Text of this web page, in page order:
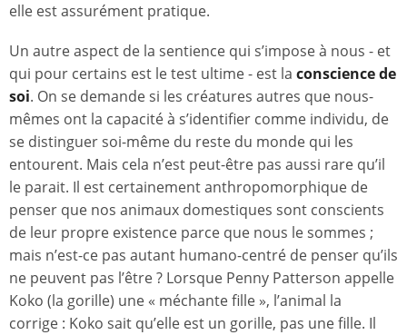
elle est assurément pratique.
Un autre aspect de la sentience qui s’impose à nous - et
qui pour certains est le test ultime - est la conscience de
soi. On se demande si les créatures autres que nous-
mêmes ont la capacité à s’identifier comme individu, de
se distinguer soi-même du reste du monde qui les
entourent. Mais cela n’est peut-être pas aussi rare qu’il
le parait. Il est certainement anthropomorphique de
penser que nos animaux domestiques sont conscients
de leur propre existence parce que nous le sommes ;
mais n’est-ce pas autant humano-centré de penser qu’ils
ne peuvent pas l’être ? Lorsque Penny Patterson appelle
Koko (la gorille) une « méchante fille », l’animal la
corrige : Koko sait qu’elle est un gorille, pas une fille. Il